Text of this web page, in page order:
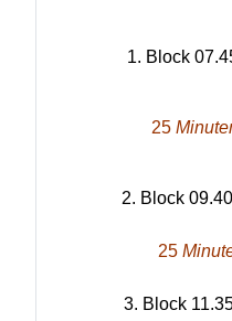
1. Block
25
2. Block
25
3. Block